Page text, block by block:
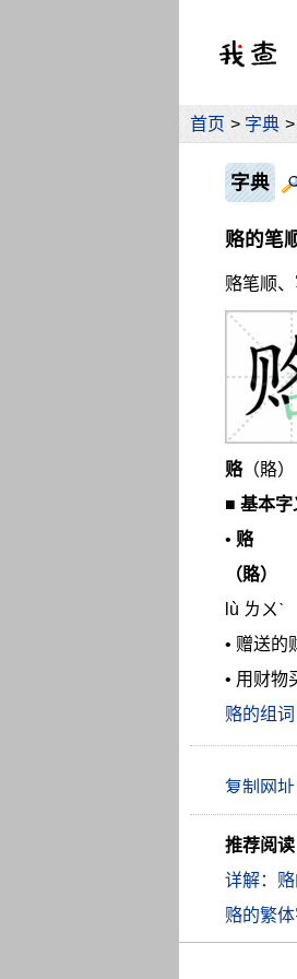
首页 > 字典 >
字典
赂的笔
赂笔顺、
赂（賂）
■ 基本字
• 赂
（賂）
lù ㄌㄨˋ
• 赠送的
• 用财物
赂的组词
推荐阅读
详解：
赂的繁